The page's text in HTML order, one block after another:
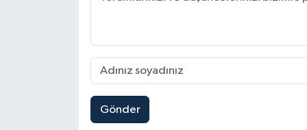
Gönder